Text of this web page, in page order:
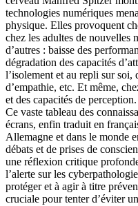
technologies numériques
physique. Elles provoquent
chez les adultes de nouvelles
d’autres : baisse des
dégradation des capacités
l’isolement et au repli sur
d’empathie, etc. Et même,
et des capacités de perception.
Ce vaste tableau des
écrans, enfin traduit en
Allemagne et dans le monde
débats et de prises de
une réflexion critique
l’alerte sur les
protéger et à agir à titre
cruciale pour tenter d’éviter